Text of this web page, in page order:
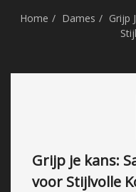
Home Dames
Grijp
Grijp je kans:
voor Stijlvolle